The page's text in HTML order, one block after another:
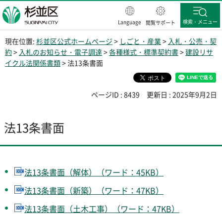
杉並区
Language 閲覧サポート 検索・メニュー
現在位置: 杉並区公式ホームページ > しごと・産業 > 入札・公売・契
約> 入札のお知らせ・電子調達>各種様式・標準契約書>建設リサ
イクル法関係書類> 法13条書面
ページID : 8439 更新日 : 2025年9月2日
法13条書面
法13条書面（解体）（ワード：45KB）
法13条書面（新築）（ワード：47KB）
法13条書面（土木工事）（ワード：47KB）